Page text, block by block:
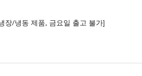
장/냉동 제품, 금요일 출고 불가]